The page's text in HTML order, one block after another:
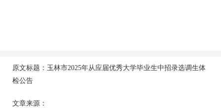
原文标题：玉林市2025年从应届优秀大学毕业生中招录选调生体
检公告
文章来源：